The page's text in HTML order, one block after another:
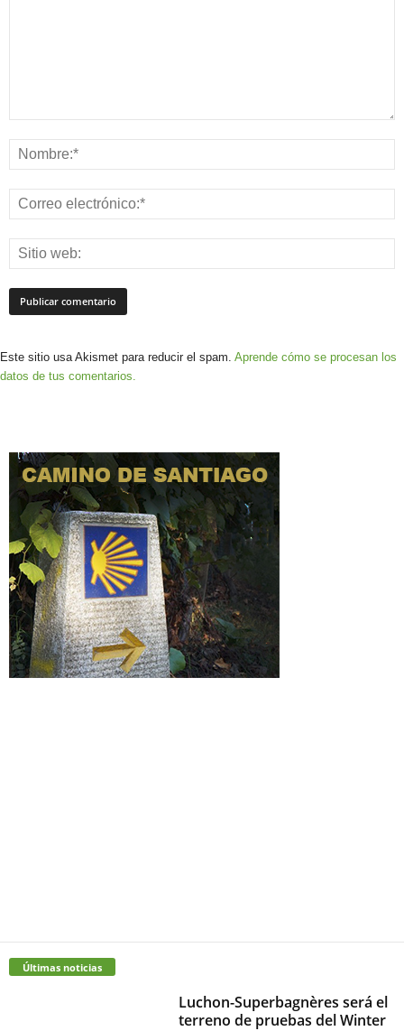
Este sitio usa Akismet para reducir el spam. Aprende cómo se procesan los
datos de tus comentarios.
Últimas noticias
Luchon-Superbagnères será el
terreno de pruebas del Winter